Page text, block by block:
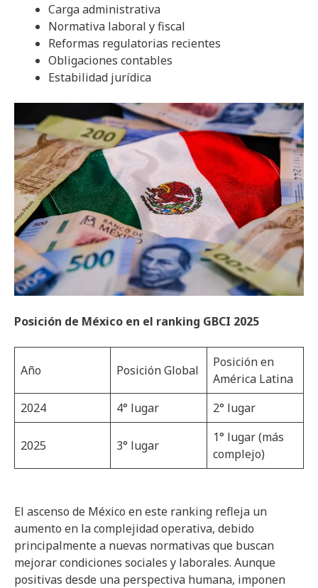
Carga administrativa
Normativa laboral y fiscal
Reformas regulatorias recientes
Obligaciones contables
Estabilidad jurídica
Posición de México en el ranking GBCI 2025
Año Posición Global
Posición en
América Latina
2024
4° lugar 2° lugar
2025 3° lugar
1° lugar (más
complejo)
El ascenso de México en este ranking refleja un
aumento en la complejidad operativa, debido
principalmente a nuevas normativas que buscan
mejorar condiciones sociales y laborales. Aunque
positivas desde una perspectiva humana, imponen